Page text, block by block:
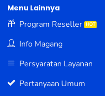
Menu Lainnya
Program Reseller
Info Magang
Persyaratan Layanan
Pertanyaan Umum